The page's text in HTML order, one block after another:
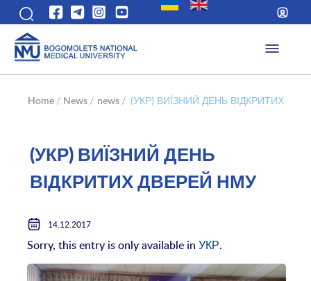
Home / News / news / (УКР) ВИЇЗНИЙ ДЕНЬ ВІДКРИТИХ
(УКР) ВИЇЗНИЙ ДЕНЬ
ВІДКРИТИХ ДВЕРЕЙ НМУ
14.12.2017
Sorry, this entry is only available inУКР.